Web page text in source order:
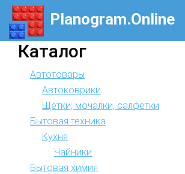
Planogram.Online
Каталог
Автотовары
Автоковрики
Щетки, мочалки, салфетки
Бытовая техника
Кухня
Чайники
Бытовая химия